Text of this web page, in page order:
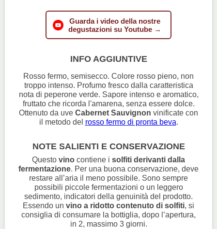
Guarda i video della nostre
degustazioni su Youtube →
INFO AGGIUNTIVE
Rosso fermo, semisecco. Colore rosso pieno, non
troppo intenso. Profumo fresco dalla caratteristica
nota di peperone verde. Sapore intenso e aromatico,
fruttato che ricorda l'amarena, senza essere dolce.
Ottenuto da uve Cabernet Sauvignon vinificate con
il metodo del rosso fermo di pronta beva.
NOTE SALIENTI E CONSERVAZIONE
Questo vino contiene i solfiti derivanti dalla
fermentazione. Per una buona conservazione, deve
restare all’aria il meno possibile. Sono sempre
possibili piccole fermentazioni o un leggero
sedimento, indicatori della genuinità del prodotto.
Essendo un vino a ridotto contenuto di solfiti, si
consiglia di consumare la bottiglia, dopo l’apertura,
in 2, massimo 3 giorni.